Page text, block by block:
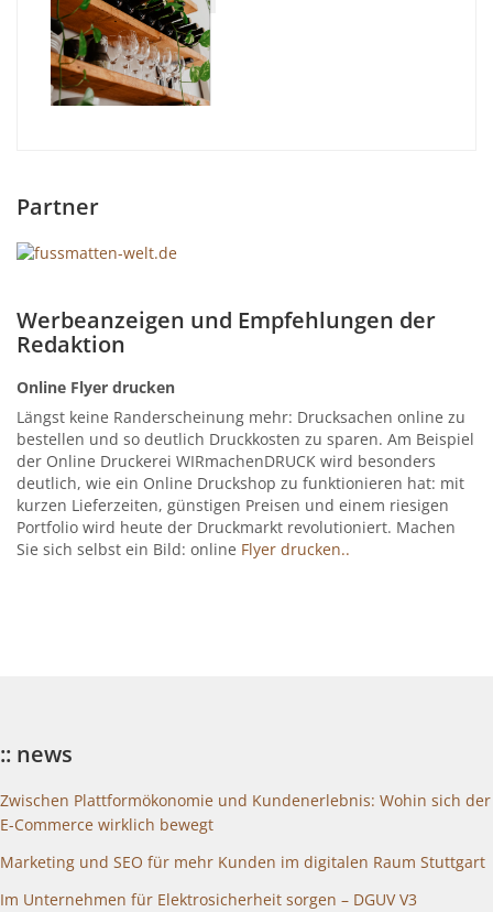
Partner
Werbeanzeigen und Empfehlungen der
Redaktion
Online Flyer drucken
Längst keine Randerscheinung mehr: Drucksachen online zu
bestellen und so deutlich Druckkosten zu sparen. Am Beispiel
der Online Druckerei WIRmachenDRUCK wird besonders
deutlich, wie ein Online Druckshop zu funktionieren hat: mit
kurzen Lieferzeiten, günstigen Preisen und einem riesigen
Portfolio wird heute der Druckmarkt revolutioniert. Machen
Sie sich selbst ein Bild: online Flyer drucken..
:: news
Zwischen Plattformökonomie und Kundenerlebnis: Wohin sich der
E-Commerce wirklich bewegt
Marketing und SEO für mehr Kunden im digitalen Raum Stuttgart
Im Unternehmen für Elektrosicherheit sorgen – DGUV V3